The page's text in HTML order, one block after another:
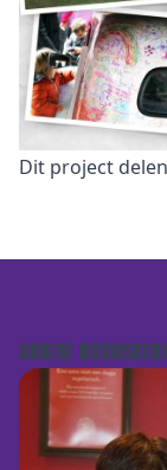
Dit project
ANDERE